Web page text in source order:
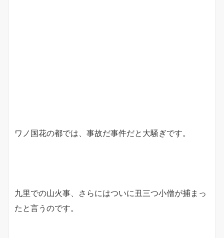
ワノ国花の都では、事故だ事件だと大騒ぎです。
九里での山火事、さらにはついに丑三つ小僧が捕まっ
たと言うのです。